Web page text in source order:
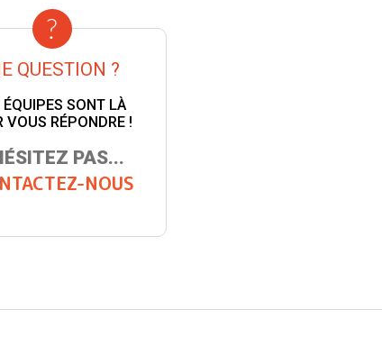
QUESTION ?
ÉQUIPES SONT LÀ
VOUS RÉPONDRE !
PAS...
NOUS